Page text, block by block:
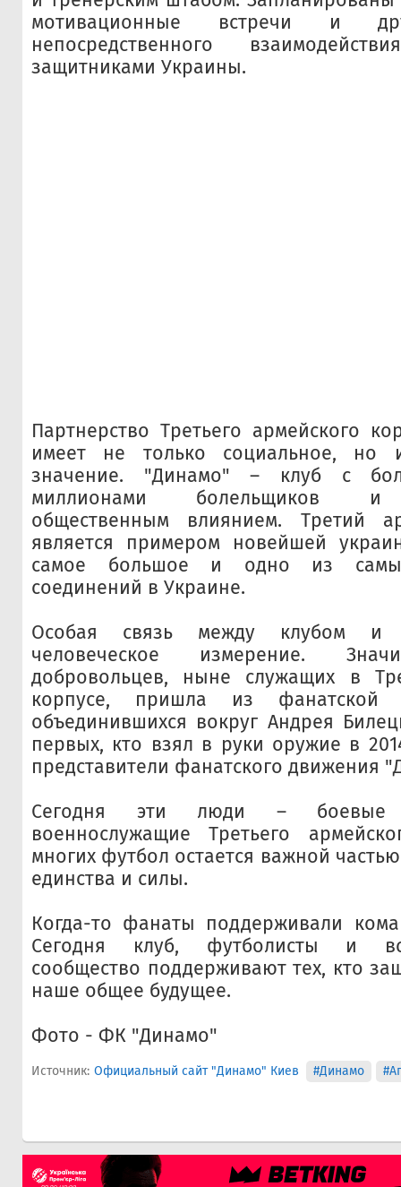
мотивационные встречи и
непосредственного
защитниками Украины.
Партнерство Третьего армейского
имеет не только социальное, но
значение. "Динамо" – клуб с
миллионами болельщиков и
общественным влиянием. Третий
является примером новейшей
самое большое и одно из
соединений в Украине.
Особая связь между клубом и
человеческое измерение.
добровольцев, ныне служащих в
корпусе, пришла из фанатской
объединившихся вокруг Андрея
первых, кто взял в руки оружие в
представители фанатского движения
Сегодня эти люди – боевые
военнослужащие Третьего
многих футбол остается важной
единства и силы.
Когда-то фанаты поддерживали
Сегодня клуб, футболисты и
сообщество поддерживают тех, кто
наше общее будущее.
Фото - ФК "Динамо"
Источник: Официальный сайт "Динамо" Киев #Динамо